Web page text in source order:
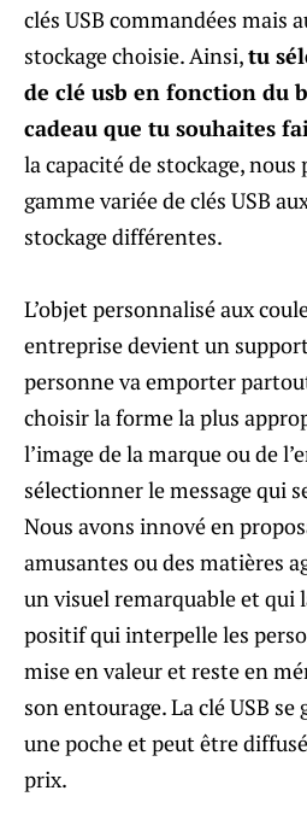
clés USB commandées mais
stockage choisie. Ainsi,tu
de clé usb en fonction du
cadeau que tu souhaites
la capacité de stockage,
gamme variée de clés USB
stockage différentes.
L’objet personnalisé aux
entreprise devient un
personne va emporter
choisir la forme la plus
l’image de la marque ou de
sélectionner le message qui
Nous avons innové en
amusantes ou des matières
un visuel remarquable et qui
positif qui interpelle les
mise en valeur et reste en
son entourage. La clé USB
une poche et peut être
prix.